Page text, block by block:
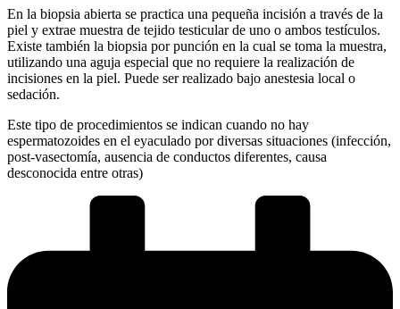
En la biopsia abierta se practica una pequeña incisión a través de la
piel y extrae muestra de tejido testicular de uno o ambos testículos.
Existe también la biopsia por punción en la cual se toma la muestra,
utilizando una aguja especial que no requiere la realización de
incisiones en la piel. Puede ser realizado bajo anestesia local o
sedación.
Este tipo de procedimientos se indican cuando no hay
espermatozoides en el eyaculado por diversas situaciones (infección,
post-vasectomía, ausencia de conductos diferentes, causa
desconocida entre otras)